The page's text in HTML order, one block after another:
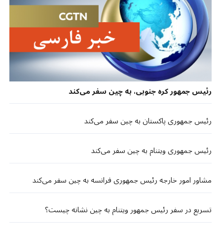
رئیس جمهور کره جنوبی، به چین سفر می‌کند
رئیس جمهوری پاکستان به چین سفر می‌کند
رئیس جمهوری ویتنام به چین سفر می‌کند
مشاور امور خارجه رئیس جمهوری فرانسه به چین سفر می‌کند
تسریع در سفر رئیس جمهور ویتنام به چین نشانه چیست؟